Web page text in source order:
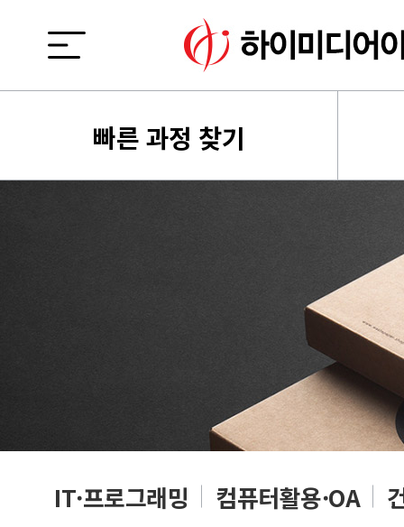
빠른 과정 찾기
IT·프로그래밍 컴퓨터활용·OA